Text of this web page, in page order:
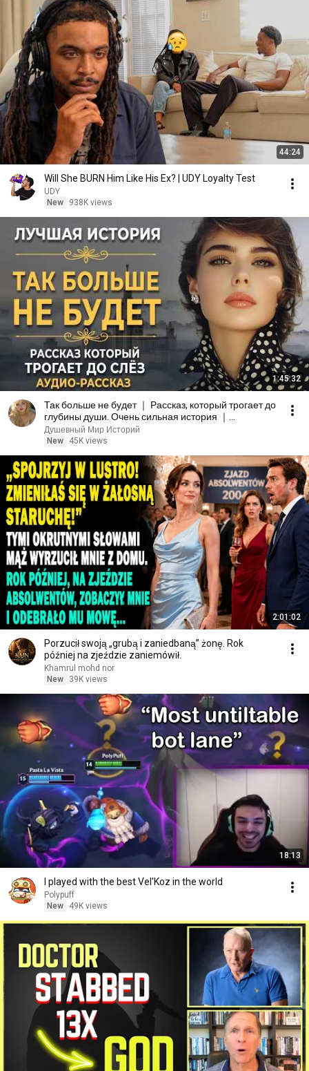
44:24
Will She BURN Him Like His Ex? | UDY Loyalty Test
UDY
New
938K views
1:45:32
Так больше не будет ｜ Рассказ, который трогает до
глубины души. Очень сильная история ｜
Аудиорассказ
Душевный Мир Историй
New
45K views
2:01:02
Porzucił swoją „grubą i zaniedbaną” żonę. Rok
później na zjeździe zaniemówił.
Khamrul mohd nor
New
39K views
18:13
I played with the best Vel'Koz in the world
Polypuff
New
49K views